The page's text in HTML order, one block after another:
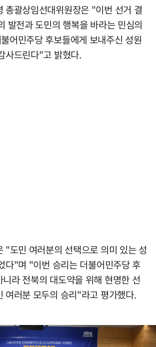
총괄상임선대위원장은 "이번 선거 결
발전과 도민의 행복을 바라는 민심의
어민주당 후보들에게 보내주신 성원
사드린다"고 밝혔다.
"도민 여러분의 선택으로 의미 있는 성
다"며 "이번 승리는 더불어민주당 후
라 전북의 대도약을 위해 현명한 선
여러분 모두의 승리"라고 평가했다.